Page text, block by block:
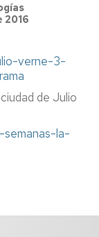
2016
verne-3-
de Julio
la-